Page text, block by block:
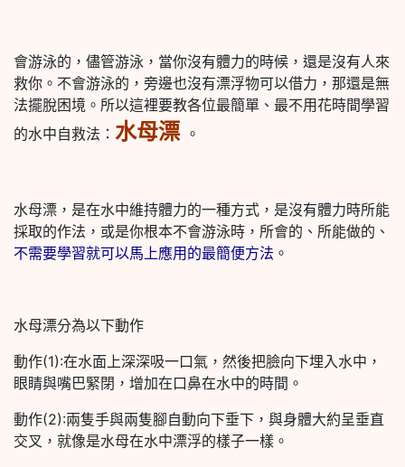
會游泳的，儘管游泳，當你沒有體力的時候，還是沒有人來
救你。不會游泳的，旁邊也沒有漂浮物可以借力，那還是無
法擺脫困境。所以這裡要教各位最簡單、最不用花時間學習
的水中自救法： 水母漂 。
水母漂，是在水中維持體力的一種方式，是沒有體力時所能
採取的作法，或是你根本不會游泳時，所會的、所能做的、
不需要學習就可以馬上應用的最簡便方法 。
水母漂分為以下動作
動作(1):在水面上深深吸一口氣，然後把臉向下埋入水中，
眼睛與嘴巴緊閉，增加在口鼻在水中的時間。
動作(2):兩隻手與兩隻腳自動向下垂下，與身體大約呈垂直
交叉，就像是水母在水中漂浮的樣子一樣。